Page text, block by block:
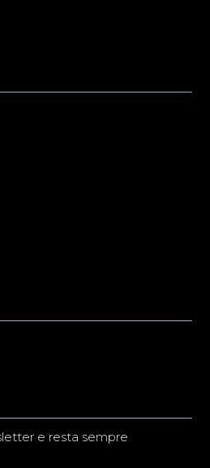
e resta sempre